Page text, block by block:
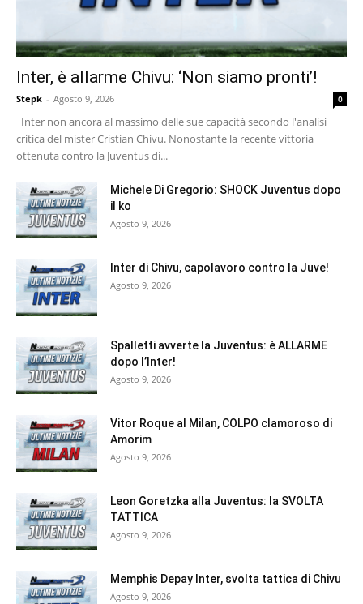
Inter, è allarme Chivu: ‘Non siamo pronti’!
Stepk - Agosto 9, 2026 0
Inter non ancora al massimo delle sue capacità secondo l'analisi
critica del mister Cristian Chivu. Nonostante la recente vittoria
ottenuta contro la Juventus di...
Michele Di Gregorio: SHOCK Juventus dopo
il ko
Agosto 9, 2026
Inter di Chivu, capolavoro contro la Juve!
Agosto 9, 2026
Spalletti avverte la Juventus: è ALLARME
dopo l’Inter!
Agosto 9, 2026
Vitor Roque al Milan, COLPO clamoroso di
Amorim
Agosto 9, 2026
Leon Goretzka alla Juventus: la SVOLTA
TATTICA
Agosto 9, 2026
Memphis Depay Inter, svolta tattica di Chivu
Agosto 9, 2026